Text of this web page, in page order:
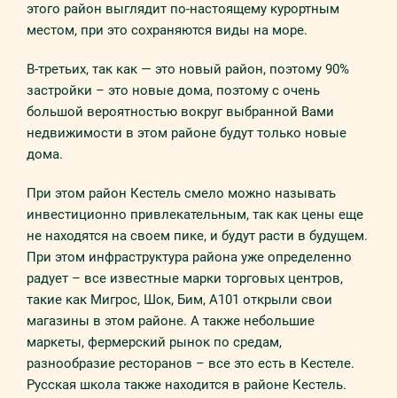
этого район выглядит по-настоящему курортным
местом, при это сохраняются виды на море.
В-третьих, так как — это новый район, поэтому 90%
застройки – это новые дома, поэтому с очень
большой вероятностью вокруг выбранной Вами
недвижимости в этом районе будут только новые
дома.
При этом район Кестель смело можно называть
инвестиционно привлекательным, так как цены еще
не находятся на своем пике, и будут расти в будущем.
При этом инфраструктура района уже определенно
радует – все известные марки торговых центров,
такие как Мигрос, Шок, Бим, А101 открыли свои
магазины в этом районе. А также небольшие
маркеты, фермерский рынок по средам,
разнообразие ресторанов – все это есть в Кестеле.
Русская школа также находится в районе Кестель.